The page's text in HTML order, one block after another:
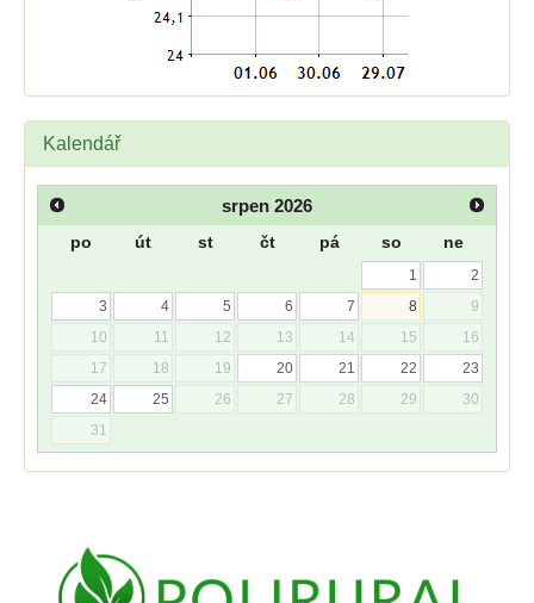
Kalendář
srpen 2026
po út st čt pá so ne
1
2
3
4 5 6 7 8
9
10
11 12 13 14 15
16
17
18 19 20 21 22
23
24
25 26 27 28 29
30
31